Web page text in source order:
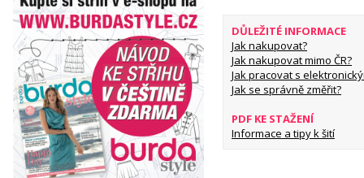
DŮLEŽITÉ INFORMACE
Jak nakupovat?
Jak nakupovat mimo ČR?
Jak pracovat s
Jak se správně změřit?
PDF KE STAŽENÍ
Informace a tipy k šití